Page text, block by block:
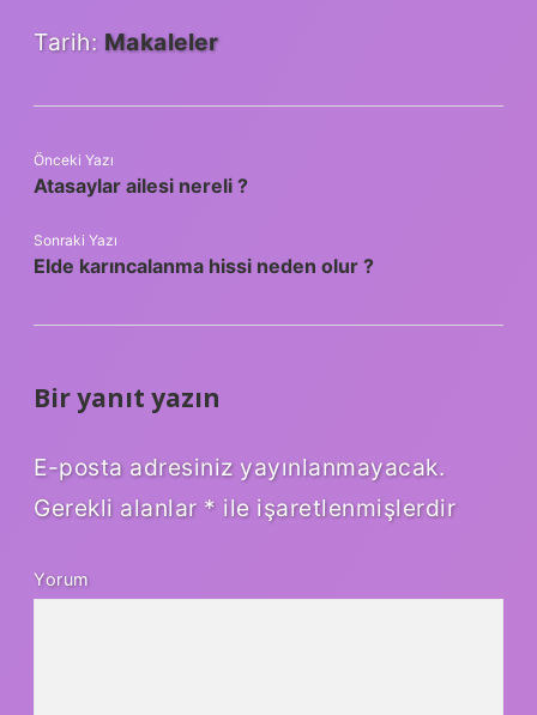
Tarih: Makaleler
Önceki Yazı
Atasaylar ailesi nereli ?
Sonraki Yazı
Elde karıncalanma hissi neden olur ?
Bir yanıt yazın
E-posta adresiniz yayınlanmayacak.
Gerekli alanlar * ile işaretlenmişlerdir
Yorum